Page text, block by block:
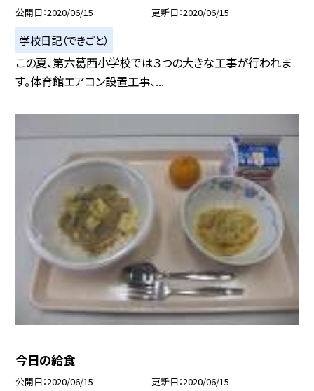
公開日 2020/06/15 更新日 2020/06/15
学校日記（できごと）
この夏、第六葛西小学校では３つの大きな工事が行われま
す。体育館エアコン設置工事、...
今日の給食
公開日 2020/06/15 更新日 2020/06/15